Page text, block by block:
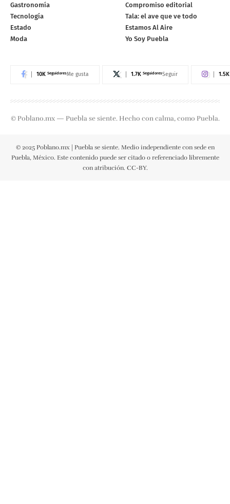
Gastronomía
Tecnología
Estado
Moda
Compromiso editorial
Tala: el ave que ve todo
Estamos Al Aire
Yo Soy Puebla
10K SeguidoresMe gusta 1.7K SeguidoresSeguir 1.5K
© Poblano.mx — Puebla se siente. Hecho con calma, como Puebla.
© 2025 Poblano.mx | Puebla se siente. Medio independiente con sede en
Puebla, México. Este contenido puede ser citado o referenciado libremente
con atribución. CC-BY.